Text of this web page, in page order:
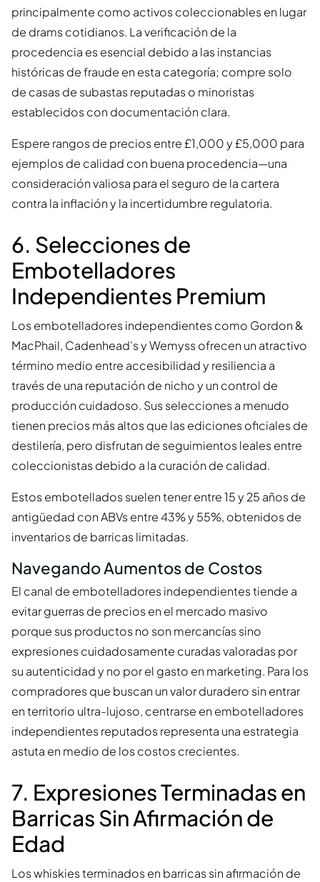
principalmente como activos coleccionables en lugar
de drams cotidianos. La verificación de la
procedencia es esencial debido a las instancias
históricas de fraude en esta categoría; compre solo
de casas de subastas reputadas o minoristas
establecidos con documentación clara.
Espere rangos de precios entre £1,000 y £5,000 para
ejemplos de calidad con buena procedencia—una
consideración valiosa para el seguro de la cartera
contra la inflación y la incertidumbre regulatoria.
6. Selecciones de
Embotelladores
Independientes Premium
Los embotelladores independientes como Gordon &
MacPhail, Cadenhead's y Wemyss ofrecen un atractivo
término medio entre accesibilidad y resiliencia a
través de una reputación de nicho y un control de
producción cuidadoso. Sus selecciones a menudo
tienen precios más altos que las ediciones oficiales de
destilería, pero disfrutan de seguimientos leales entre
coleccionistas debido a la curación de calidad.
Estos embotellados suelen tener entre 15 y 25 años de
antigüedad con ABVs entre 43% y 55%, obtenidos de
inventarios de barricas limitadas.
Navegando Aumentos de Costos
El canal de embotelladores independientes tiende a
evitar guerras de precios en el mercado masivo
porque sus productos no son mercancías sino
expresiones cuidadosamente curadas valoradas por
su autenticidad y no por el gasto en marketing. Para los
compradores que buscan un valor duradero sin entrar
en territorio ultra-lujoso, centrarse en embotelladores
independientes reputados representa una estrategia
astuta en medio de los costos crecientes.
7. Expresiones Terminadas en
Barricas Sin Afirmación de
Edad
Los whiskies terminados en barricas sin afirmación de